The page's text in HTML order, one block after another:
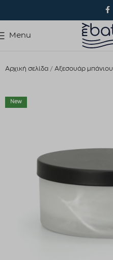
Menu
Αρχική σελίδα Αξεσουάρ μπάνιου
New